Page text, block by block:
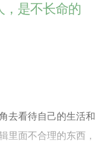
，是不长命的
去看待自己的生活和
里面不合理的东西，